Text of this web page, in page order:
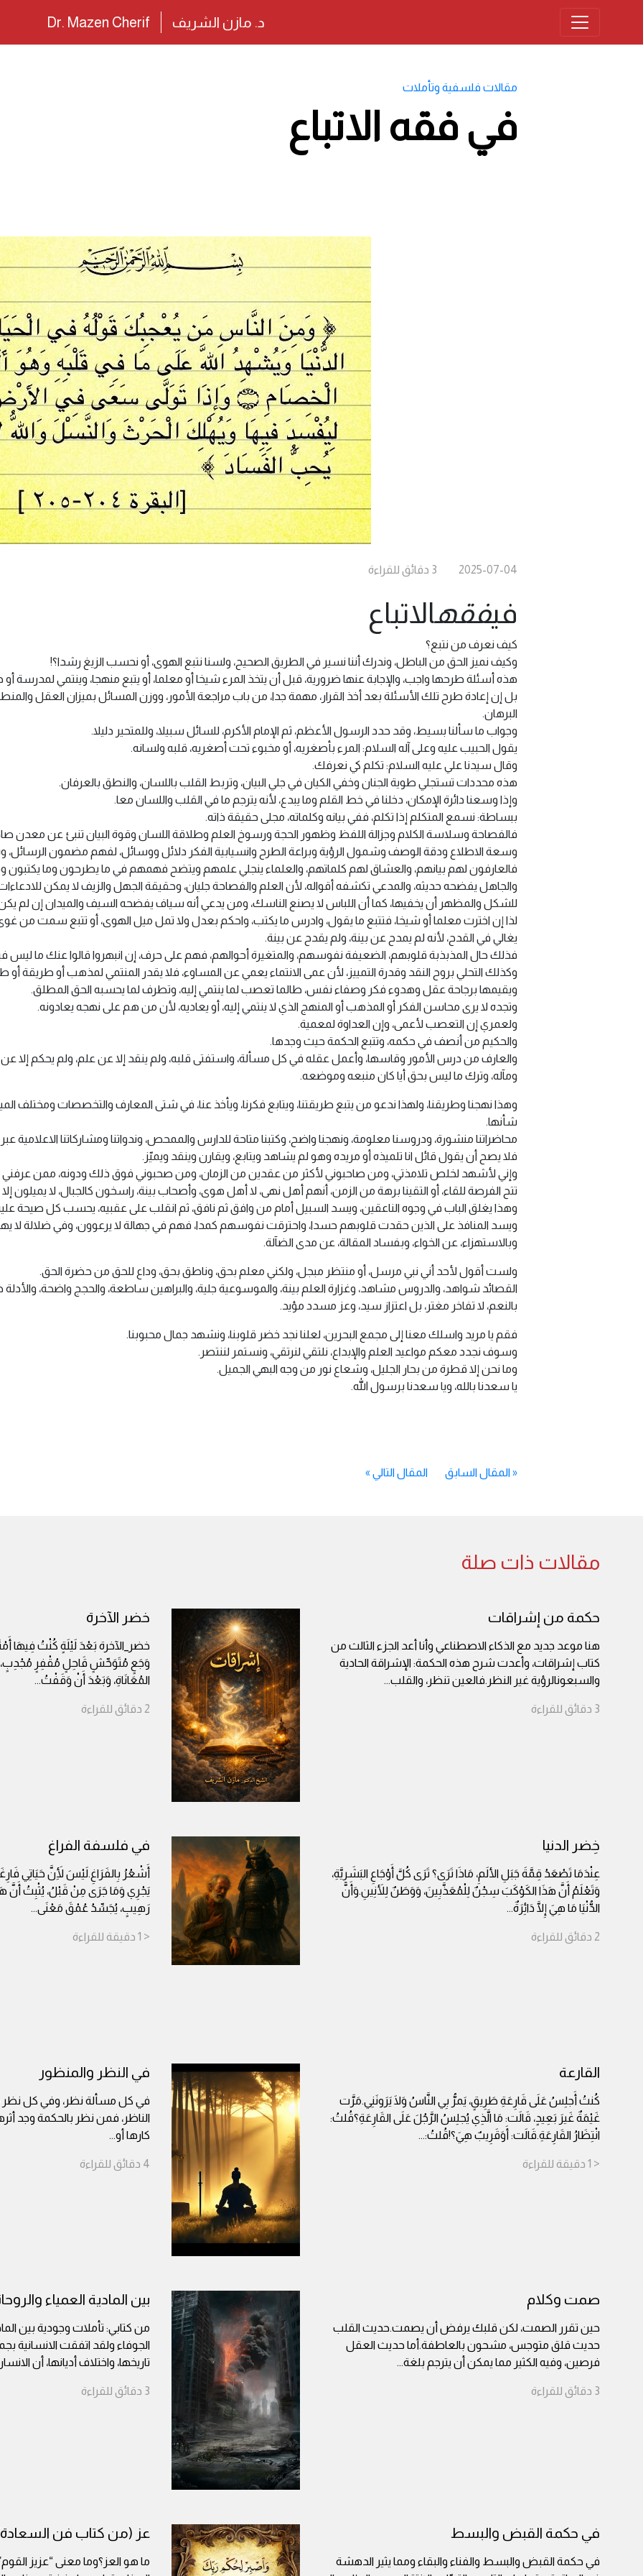
د. مازن الشريف Dr. Mazen Cherif
مقالات فلسفية وتأملات
في فقه الاتباع
2025-07-04
3 دقائق للقراءة
فيفقهالاتباع
كيف نعرف من نتبع؟
وكيف نميز الحق من الباطل، وندرك أننا نسير في الطريق الصحيح، ولسنا نتبع الهوى، أو نحسب الزيغ رشدا؟!
هذه أسئلة طرحها واجب، والإجابة عنها ضرورية، قبل أن يتخذ المرء شيخا أو معلما، أو يتبع منهجا، وينتمي لمدرسة
بل إن إعادة طرح تلك الأسئلة بعد أخذ القرار، مهمة جدا، من باب مراجعة الأمور، ووزن المسائل بميزان العقل
البرهان.
وجواب ما سألنا بسيط، وقد حدد الرسول الأعظم، ثم الإمام الأكرم، للسائل سبيلا، وللمتحير دليلا.
يقول الحبيب عليه وعلى آله السلام: المرء بأصغريه، أو مخبوء تحت أصغريه، قلبه ولسانه.
وقال سيدنا علي عليه السلام: تكلم كي نعرفك.
هذه محددات تستجلي طوية الجنان وخفي الكيان في جلي البيان، وتربط القلب باللسان، والنطق بالعرفان.
وإذا وسعنا دائرة الإمكان، دخلنا في خط القلم وما يبدع، لأنه يترجم ما في القلب واللسان معا.
ببساطة: نسمع المتكلم إذا تكلم، ففي بيانه وكلماته، مجلى حقيقة ذاته.
فالفصاحة وسلاسة الكلام وجزالة اللفظ وظهور الحجة ورسوخ العلم وطلاقة اللسان وقوة البيان تنبئ عن معدن
وسعة الاطلاع ودقة الوصف وشمول الرؤية وبراعة الطرح وانسيابية الفكر دلائل ووسائل، لفهم مضمون الرسائل،
فالعارفون لهم بيانهم، والعشاق لهم كلماتهم، والعلماء ينجلي علمهم ويتضح فهمهم في ما يطرحون وما يكتبون
والجاهل يفضحه حديثه، والمدعي تكشفه أقواله، لأن العلم والفصاحة جليان، وحقيقة الجهل والزيف لا يمكن للادعاءات
للشكل والمظهر أن يخفيها، كما أن اللباس لا يصنع الناسك، ومن يدعي أنه سياف يفضحه السيف والميدان إن لم
لذا إن اخترت معلما أو شيخا، فتتبع ما يقول، وادرس ما يكتب، واحكم بعدل ولا تمل ميل الهوى، أو تتبع سمت من
يغالي في القدح، لأنه لم يمدح عن بينة، ولم يقدح عن بينة.
فذلك حال المذبذبة قلوبهم، الضعيفة نفوسهم، والمتغيرة أحوالهم، فهم على حرف، إن انبهروا قالوا عنك ما ليس
وكذلك التحلي بروح النقد وقدرة التمييز، لأن عمى الانتماء يعمي عن المساوء، فلا يقدر المنتمي لمذهب أو طريقة أو
ويقيمها برجاحة عقل وهدوء فكر وصفاء نفس، طالما تعصب لما ينتمي إليه، وتطرف لما يحسبه الحق المطلق.
وتجده لا يرى محاسن الفكر أو المذهب أو المنهج الذي لا ينتمي إليه، أو يعاديه، لأن من هم على نهجه يعادونه.
ولعمري إن التعصب لأعمى، وإن العداوة لمعمية.
والحكيم من أنصف في حكمه، وتتبع الحكمة حيث وجدها.
والعارف من درس الأمور وقاسها، وأعمل عقله في كل مسألة، واستفتى قلبه، ولم ينقد إلا عن علم، ولم يحكم إلا عن
ومآله، وترك ما ليس بحق أيا كان منبعه وموضعه.
وهذا نهجنا وطريقنا، ولهذا ندعو من يتبع طريقتنا، ويتابع فكرنا، ويأخذ عنا، في شتى المعارف والتخصصات ومختلف
شأنها.
محاضراتنا منشورة، ودروسنا معلومة، ونهجنا واضح، وكتبنا متاحة للدارس والممحص، وندواتنا ومشاركاتنا الاعلامية عبر
فلا يصح أن يقول قائل انا تلميذه أو مريده وهو لم يشاهد ويتابع، ويقارن وينقد ويميّز.
وإني لأشهد لخلص تلامذتي، ومن صاحبوني لأكثر من عقدين من الزمان، ومن صحبوني فوق ذلك ودونه، ممن عرفني
تتح الفرصة للقاء، أو التقينا برهة من الزمن، أنهم أهل نهى، لا أهل هوى، وأصحاب بينة، راسخون كالجبال، لا يميلون إلا
وهذا يغلق الباب في وجوه الناعقين، ويسد السبيل أمام من وافق ثم نافق، ثم انقلب على عقبيه، يحسب كل صيحة
ويسد المنافذ على الذين حقدت قلوبهم حسدا، واحترقت نفوسهم كمدا، فهم في جهالة لا يرعوون، وفي ضلالة لا
وبالاستهزاء، عن الخواء، وبفساد المقالة، عن مدى الضآلة.
ولست أقول لأحد أني نبي مرسل، أو منتظر مبجل، ولكني معلم بحق، وناطق بحق، وداع للحق من حضرة الحق.
القصائد شواهد، والدروس مشاهد، وغزارة العلم بينة، والموسوعية جلية، والبراهين ساطعة، والحجج واضحة،
بالنعم، لا تفاخر مغتر، بل اعتزاز سيد، وعز مسدد مؤيد.
فقم يا مريد واسلك معنا إلى مجمع البحرين، لعلنا نجد خضر قلوبنا، ونشهد جمال محبوبنا.
وسوف نجدد معكم مواعيد العلم والإبداع، نلتقي لنرتقي، ونستمر لننتصر.
وما نحن إلا قطرة من بحار الجليل، وشعاع نور من وجه البهي الجميل.
يا سعدنا بالله، ويا سعدنا برسول الله.
«المقال السابق المقال التالي »
مقالات ذات صلة
حكمة من إشراقات
هنا موعد جديد مع الذكاء الاصطناعي وأنا أعد الجزء الثالث من
كتاب إشراقات، وأعدت شرح هذه الحكمة: الإشراقة الحادية
والسبعونالرؤية غير النظر.فالعين تنظر، والقلب...
3 دقائق للقراءة
خضر الآخرة
خضر_الآخرة بَعْدَ لَيْلَةٍ كُنْتُ فِيهَا
وَجَعٍ مُتَوَحِّشٍ قَاحِلٍ مُقْفِرٍ
المُعَانَاةِ، وَبَعْدَ أَنْ وَقَفْتُ...
2 دقائق للقراءة
خِضر الدنيا
عِنْدَمَا تَصْعَدُ قِمَّةَ جَبَلِ الألَمِ، مَاذَا تَرَى؟ تَرَى كُلَّ أَوْجَاعِ البَشَرِيَّةِ،
وَتَعْلَمُ أَنَّ هَذَا الكَوْكَبَ سِجْنٌ لِلْمُعَذَّبِينَ، وَوَطَنٌ لِلأَنِينِ.وَأَنَّ
الدُّنْيَا مَا هِيَ إِلَّا دَائِرَةٌ...
2 دقائق للقراءة
في فلسفة الفراغ
أَشْعُرُ بِالفَرَاغِ.لَيْسَ لِأَنَّ حَيَاتِي
يَجْرِي وَمَا جَرَى مِنْ قَبْلُ، يُثْبِتُ أَنَّ
رَهِيبٍ، يُجَسِّدُ عُمْقَ مَعْنَى...
< 1 دقيقة للقراءة
القارعة
كُنتُ أَجلِسُ عَلَى قَارِعَةِ طَرِيقٍ، يَمرُّ بِي النَّاسُ وَلَا يَرَونَنِي.مَرَّت
غَيْمَةٌ غَيرَ بَعِيدٍ، قَالَت: مَا الَّذِي يُجلِسُ الرَّجُلَ عَلَى القَارِعَةِ؟قُلتُ:
انْتِظَارُ القَارِعَةِ.قَالَت: أَوَقَرِيبٌ هِيَ؟!قُلتُ:...
< 1 دقيقة للقراءة
في النظر والمنظور
في كل مسألة نظر، وفي كل نظر
الناظر، فمن نظر بالحكمة وجد
كارها أو...
4 دقائق للقراءة
صمت وكلام
حين تقرر الصمت، لكن قلبك يرفض أن يصمت.حديث القلب
حديث قلق متوجس، مشحون بالعاطفة.أما حديث العقل
فرصين، وفيه الكثير مما يمكن أن يترجم بلغة...
3 دقائق للقراءة
بين المادية العمياء
من كتابي: تأملات وجودية بين
الجوفاء ولقد اتفقت الانسانية
تاريخها، واختلاف أديانها، أن
3 دقائق للقراءة
في حكمة القبض والبسط
في حكمة القبض والبسط والفناء والبقاء ومما يثير الدهشة
عز (من كتاب فن
ما هو العز؟وما معنى “عزيز